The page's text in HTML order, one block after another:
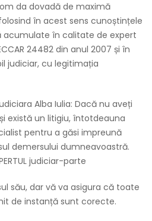
da dovadă de maximă
în acest sens cunoștințele
acumulate în calitate de expert
24482 din anul 2007 și în
judiciar, cu legitimația
Alba Iulia: Dacă nu aveți
există un litigiu, întotdeauna
pentru a găsi impreună
demersului dumneavoastră.
judiciar-parte
său, dar vă va asigura că toate
de instanță sunt corecte.